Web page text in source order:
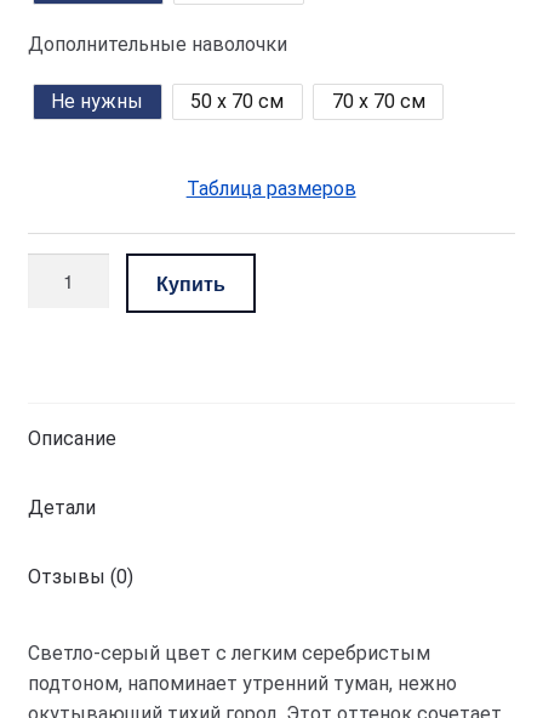
Дополнительные наволочки
Не нужны 50 x 70 см 70 x 70 см
Таблица размеров
Купить
Описание
Детали
Отзывы (0)
Светло-серый цвет с легким серебристым
подтоном, напоминает утренний туман, нежно